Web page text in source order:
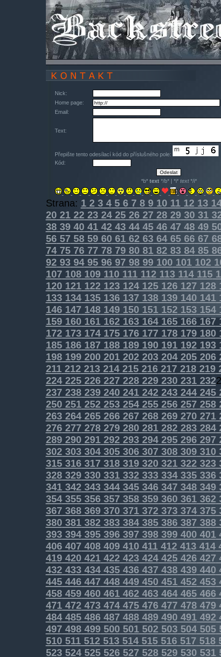
Nick:
Home page:
Email:
Text:
Přepište tento odesílací kód do příslušného pole:
Kód:
*b* text*/b* | *i* text*/i*
Strana: 12345678910111213
202122232425262728293031
383940414243444546474849
565758596061626364656667
747576777879808182838485
9293949596979899100101102
107108109110111112113114115
120121122123124125126127 128
133134135136137138139140 141
146147148149150151152153154
159160161162163164165166167
172173174175176177178179180
185186187188189190191192193
198199200201202203204205206
211212213214215216217218219
224225226227228229230231232
237238239240241242243244245
250251252253254255256257258
263264265266267268269270271
276277278279280281282283284
289290291292293294295296297
302303304305306307308309310
315316317318319320321322323
328329330331332333334335336
341342343344345346347348349
354355356357358359360361362
367368369370371372373374375
380381382383384385386387 388
393394395396397398399400401
406407408409410411412413414
419420421422423424425426427
432433434435436437438439440
445446447448449450451452453
458459460461462463464465466
471472473474475476477 478479
484485486487 488489490491492
497498499500501502503504505
510511512513514515516517 518
523524525526527 528529530 531